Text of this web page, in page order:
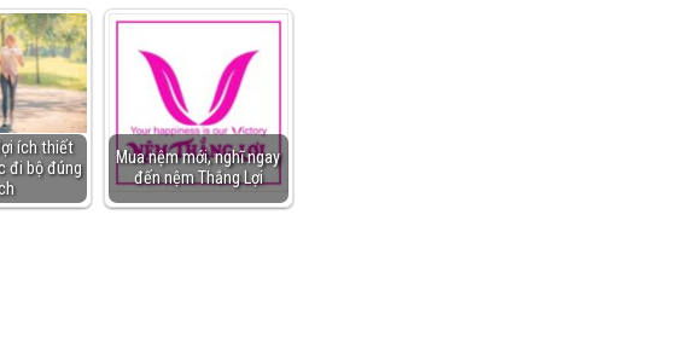
ích thiết
đi bộ đúng
Mua nệm mới, nghĩ ngay
đến nệm Thắng Lợi